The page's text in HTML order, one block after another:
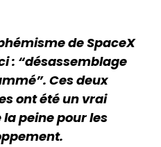
de SpaceX
: “désassemblage
Ces deux
ont été un vrai
la peine pour les